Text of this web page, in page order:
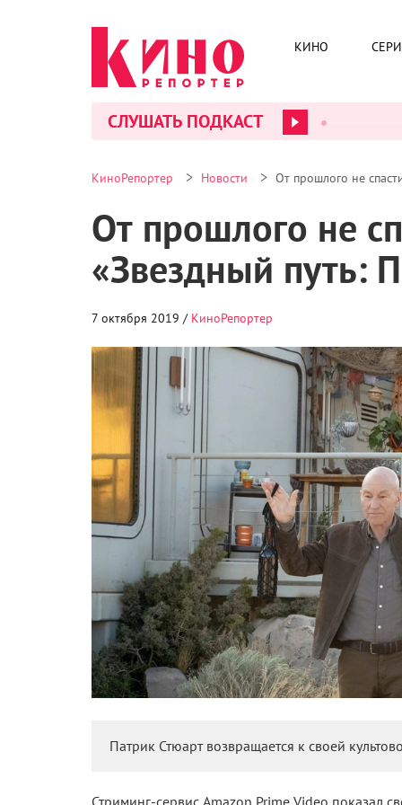
КИНО
СЛУШАТЬ ПОДКАСТ
КиноРепортер > Новости > От прошлого не
От прошлого не
«Звездный путь:
7 октября 2019 / КиноРепортер
Патрик Стюарт возвращается к своей
Стриминг-сервис Amazon Prime Video показал